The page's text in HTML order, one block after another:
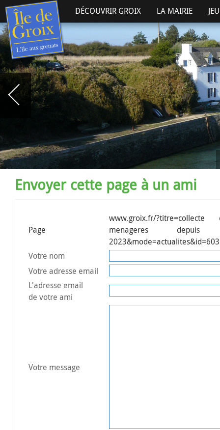
DÉCOUVRIR GROIX LA MAIRIE
Envoyer cette page à un ami
Page
www.groix.fr/
menageres
Votre nom
Votre adresse email
L'adresse email
de votre ami
Votre message